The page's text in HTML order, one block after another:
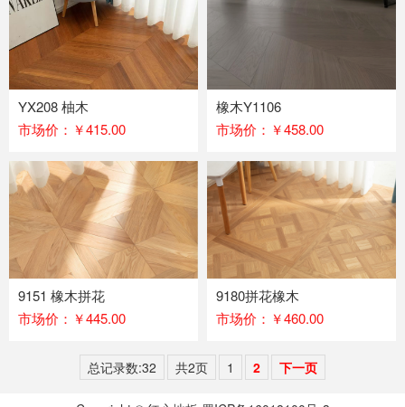
YX208 柚木
市场价：￥415.00
橡木Y1106
市场价：￥458.00
9151 橡木拼花
市场价：￥445.00
9180拼花橡木
市场价：￥460.00
总记录数:32 共2页 1 2 下一页